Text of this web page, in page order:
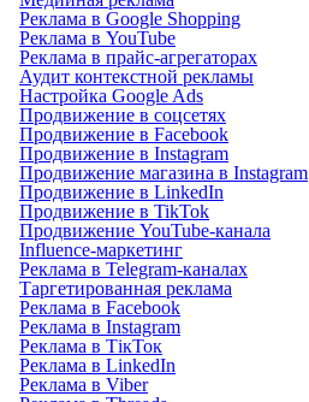
Реклама в Google Shopping
Реклама в YouTube
Реклама в прайс-агрегаторах
Аудит контекстной рекламы
Настройка Google Ads
Продвижение в соцсетях
Продвижение в Facebook
Продвижение в Instagram
Продвижение магазина в Instagram
Продвижение в LinkedIn
Продвижение в TikTok
Продвижение YouTube-канала
Influence-маркетинг
Реклама в Telegram-каналах
Таргетированная реклама
Реклама в Facebook
Реклама в Instagram
Реклама в ТікТок
Реклама в LinkedIn
Реклама в Viber